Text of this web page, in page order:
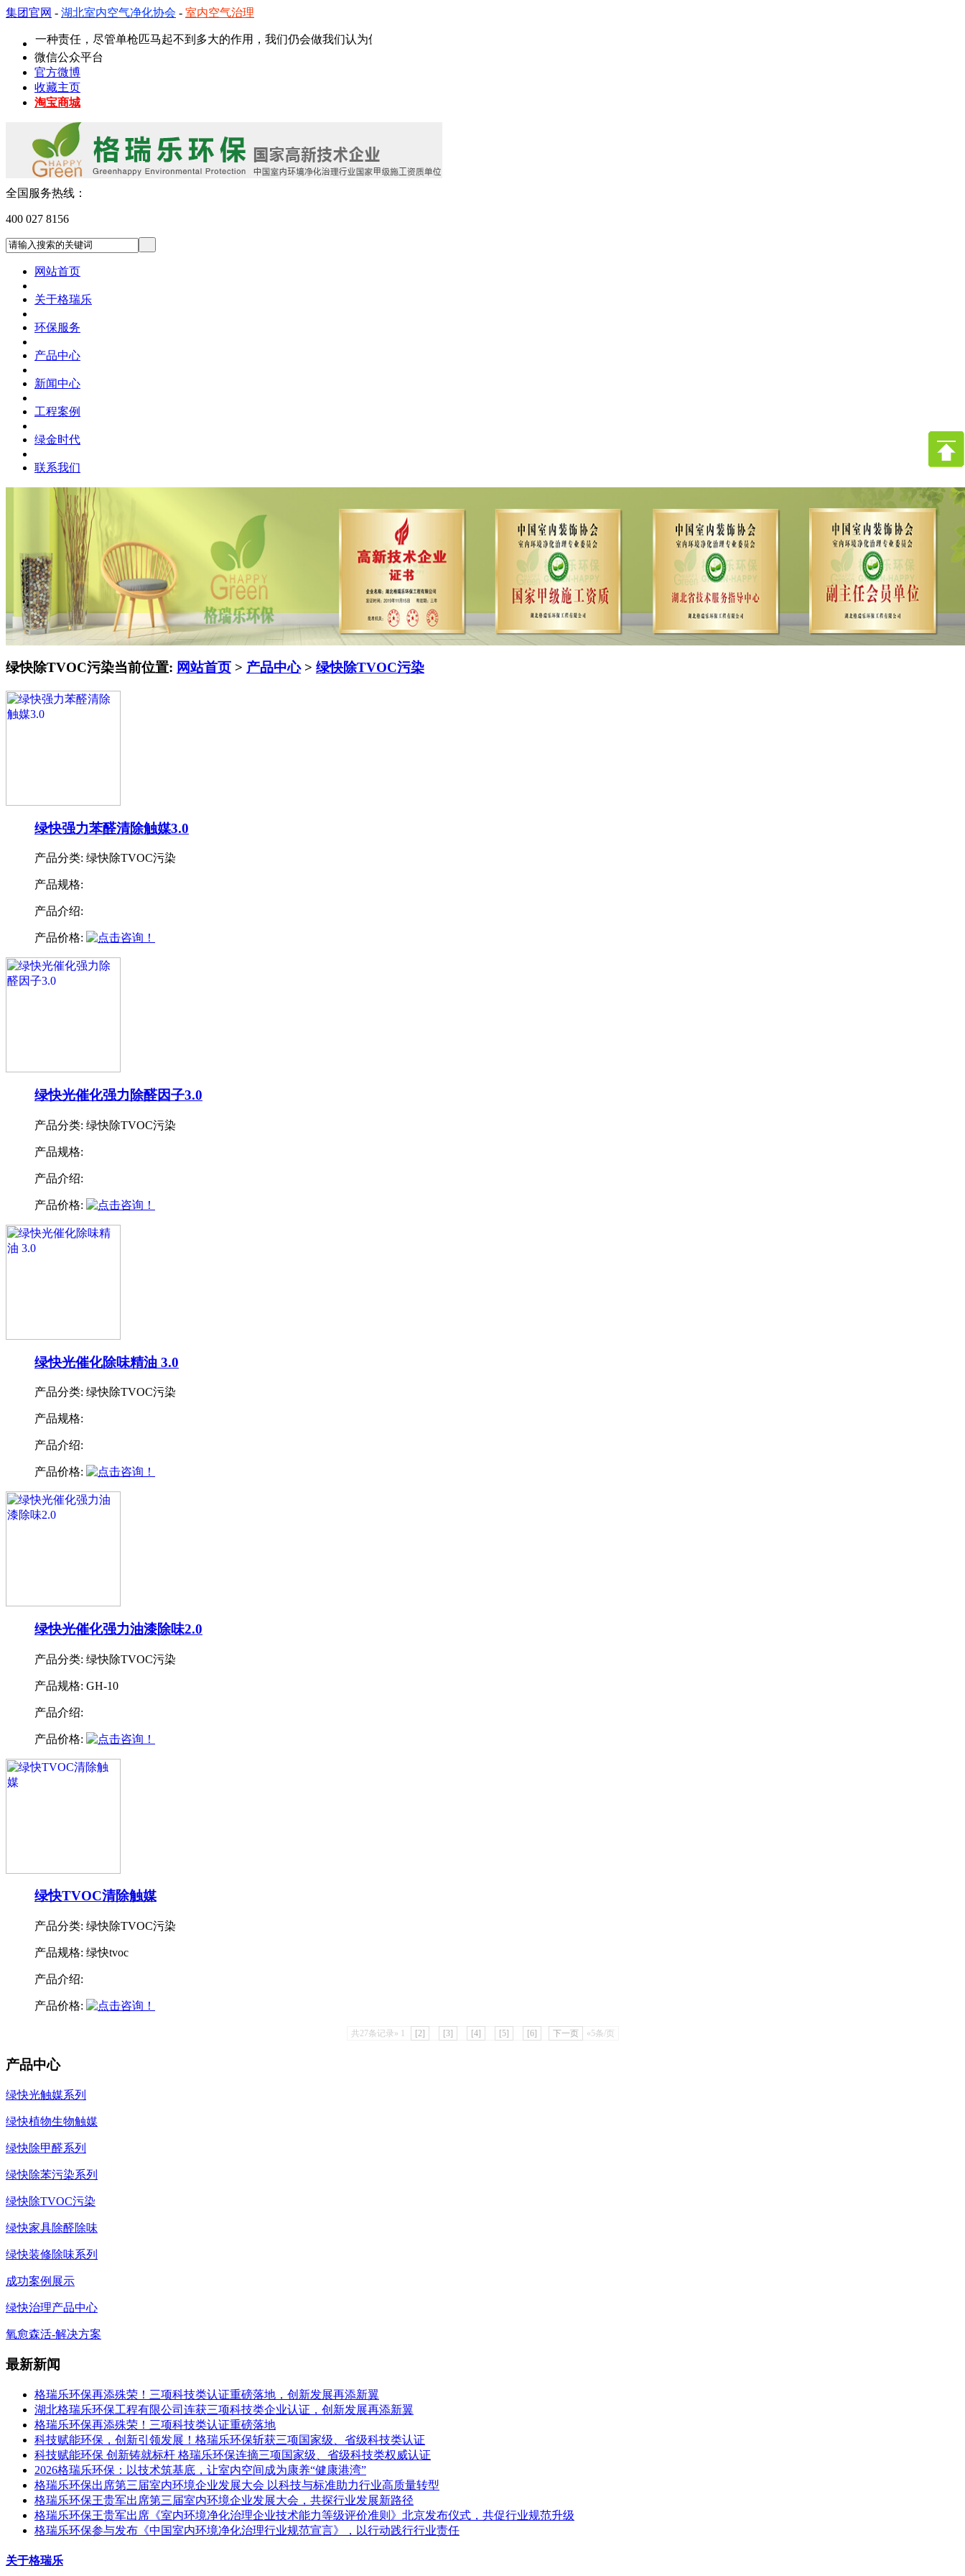
集团官网 - 湖北室内空气净化协会 - 室内空气治理
是一种责任，尽管单枪匹马起不到多大的作用，我们仍会做我们认为值得的事情。 格瑞乐真心的期待“富有责任感的人们”加入到环保事业中来，把美好的环境留给下一代。
微信公众平台
官方微博
收藏主页
淘宝商城
全国服务热线：
400 027 8156
网站首页
关于格瑞乐
环保服务
产品中心
新闻中心
工程案例
绿金时代
联系我们
绿快除TVOC污染当前位置: 网站首页 > 产品中心> 绿快除TVOC污染
绿快强力苯醛清除触媒3.0
产品分类: 绿快除TVOC污染
产品规格:
产品介绍:
产品价格:
绿快光催化强力除醛因子3.0
产品分类: 绿快除TVOC污染
产品规格:
产品介绍:
产品价格:
绿快光催化除味精油 3.0
产品分类: 绿快除TVOC污染
产品规格:
产品介绍:
产品价格:
绿快光催化强力油漆除味2.0
产品分类: 绿快除TVOC污染
产品规格: GH-10
产品介绍:
产品价格:
绿快TVOC清除触媒
产品分类: 绿快除TVOC污染
产品规格: 绿快tvoc
产品介绍:
产品价格:
共27条记录» 1 [2] [3] [4] [5] [6] 下一页 «5条/页
产品中心
绿快光触媒系列
绿快植物生物触媒
绿快除甲醛系列
绿快除苯污染系列
绿快除TVOC污染
绿快家具除醛除味
绿快装修除味系列
成功案例展示
绿快治理产品中心
氧愈森活-解决方案
最新新闻
格瑞乐环保再添殊荣！三项科技类认证重磅落地，创新发展再添新翼
湖北格瑞乐环保工程有限公司连获三项科技类企业认证，创新发展再添新翼
格瑞乐环保再添殊荣！三项科技类认证重磅落地
科技赋能环保，创新引领发展！格瑞乐环保斩获三项国家级、省级科技类认证
科技赋能环保 创新铸就标杆 格瑞乐环保连摘三项国家级、省级科技类权威认证
2026格瑞乐环保：以技术筑基底，让室内空间成为康养“健康港湾”
格瑞乐环保出席第三届室内环境企业发展大会 以科技与标准助力行业高质量转型
格瑞乐环保王贵军出席第三届室内环境企业发展大会，共探行业发展新路径
格瑞乐环保王贵军出席《室内环境净化治理企业技术能力等级评价准则》北京发布仪式，共促行业规范升级
格瑞乐环保参与发布《中国室内环境净化治理行业规范宣言》，以行动践行行业责任
关于格瑞乐